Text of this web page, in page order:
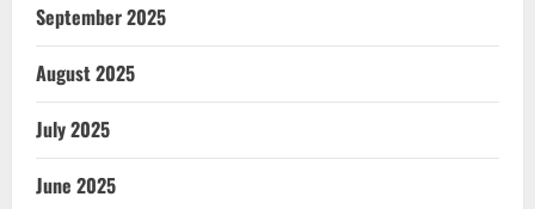
September 2025
August 2025
July 2025
June 2025